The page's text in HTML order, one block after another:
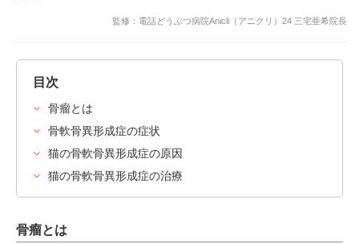
監修：電話どうぶつ病院Anicli（アニクリ）24 三宅亜希院長
目次
骨瘤とは
骨軟骨異形成症の症状
猫の骨軟骨異形成症の原因
猫の骨軟骨異形成症の治療
骨瘤とは